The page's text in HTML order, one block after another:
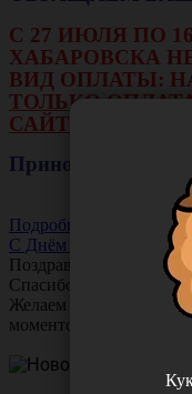
С 27 ИЮЛЯ ПО
ХАБАРОВСКА
ВИД ОПЛАТЫ:
ТОЛЬКО
САЙТЕ ИЛИ
Приносим свои
Подробнее
С Днём Акушера-
Поздравляем с Днём
Спасибо за ваш труд,
Желаем вам любви,
моментов!